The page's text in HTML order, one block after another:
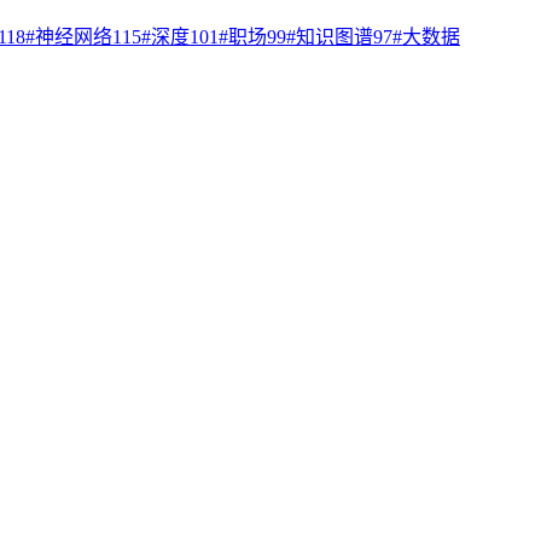
118#神经网络115#深度101#职场99#知识图谱97#大数据